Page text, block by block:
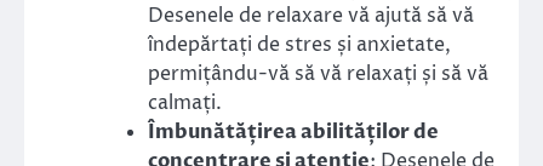
Desenele de relaxare vă ajută să vă
îndepărtați de stres și anxietate,
permițându-vă să vă relaxați și să vă
calmați.
Îmbunătățirea abilităților de